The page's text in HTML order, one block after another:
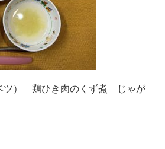
ツ） 鶏ひき肉のくず煮 じゃが